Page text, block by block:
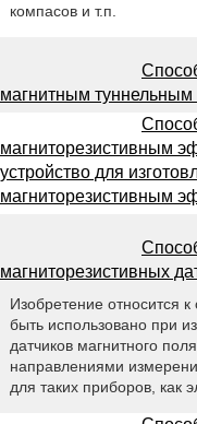
компасов и т.п.
магнитным
магниторезистивным
устройство для
магниторезистивным
магниторезистивных
Изобретение относится
быть использовано при
датчиков магнитного
направлениями
для таких приборов, как